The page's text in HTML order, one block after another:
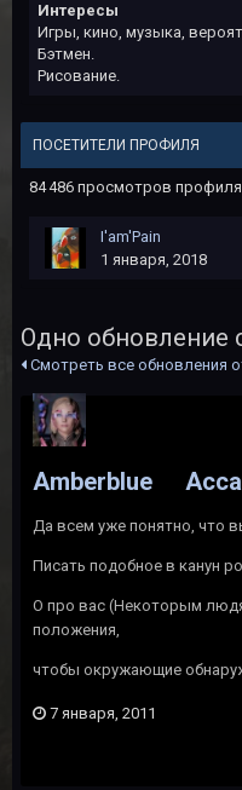
Интересы
Игры, кино, музыка,
Бэтмен.
Рисование.
ПОСЕТИТЕЛИ ПРОФИЛЯ
84 486 просмотров профиля
I'am'Pain
1 января, 2018
Одно обновление
Смотреть все обновления
Amberblue
Да всем уже понятно, что
Писать подобное в канун
О про вас (Некоторым
положения,
чтобы окружающие
7 января, 2011